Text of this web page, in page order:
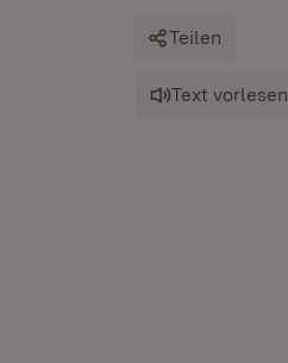
Teilen
Text vorlesen